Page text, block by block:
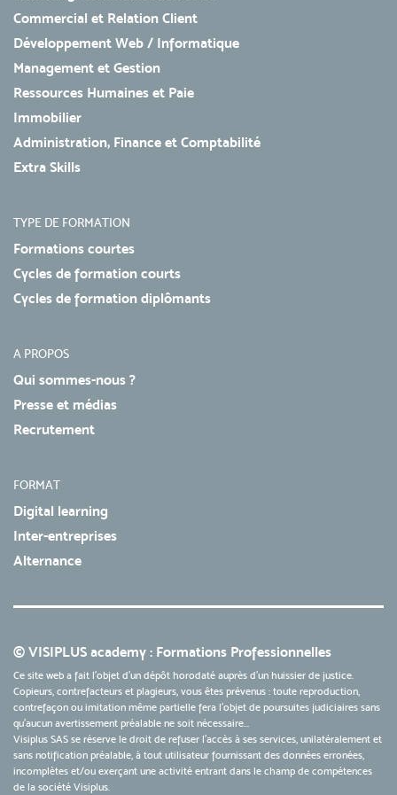
Commercial et Relation Client
Développement Web / Informatique
Management et Gestion
Ressources Humaines et Paie
Immobilier
Administration, Finance et Comptabilité
Extra Skills
TYPE DE FORMATION
Formations courtes
Cycles de formation courts
Cycles de formation diplômants
A PROPOS
Qui sommes-nous ?
Presse et médias
Recrutement
FORMAT
Digital learning
Inter-entreprises
Alternance
© VISIPLUS academy : Formations Professionnelles
Ce site web a fait l'objet d'un dépôt horodaté auprès d'un huissier de justice.
Copieurs, contrefacteurs et plagieurs, vous êtes prévenus : toute reproduction,
contrefaçon ou imitation même partielle fera l'objet de poursuites judiciaires sans
qu’aucun avertissement préalable ne soit nécessaire...
Visiplus SAS se réserve le droit de refuser l'accès à ses services, unilatéralement et
sans notification préalable, à tout utilisateur fournissant des données erronées,
incomplètes et/ou exerçant une activité entrant dans le champ de compétences
de la société Visiplus.